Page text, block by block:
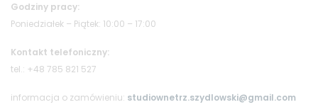
Godziny pracy:
Poniedziałek – Piątek: 10:00 – 17:00
Kontakt telefoniczny:
tel.: +48 785 821 527
informacja o zamówieniu: studiownetrz.szydlowski@gmail.com